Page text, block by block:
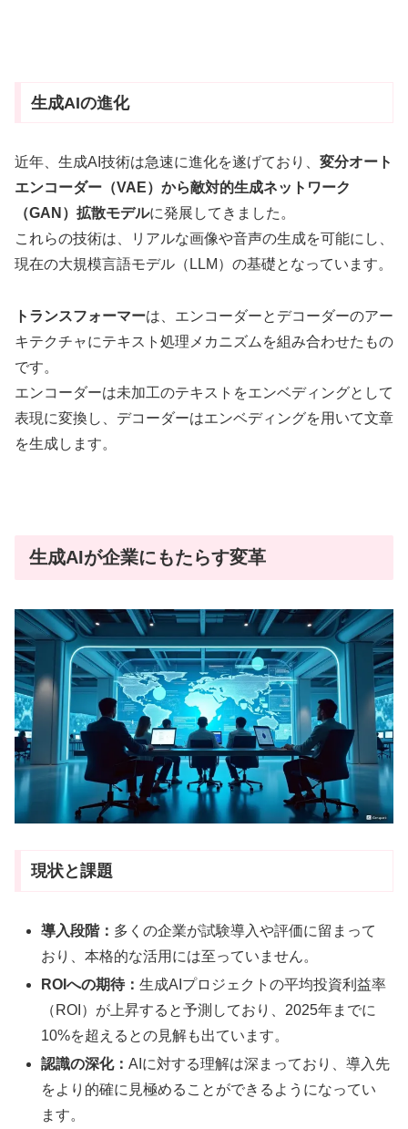
生成AIの進化
近年、生成AI技術は急速に進化を遂げており、 変分オート
エンコーダー（VAE）から敵対的生成ネットワーク
（GAN） 拡散モデルに発展してきました。
これらの技術は、リアルな画像や音声の生成を可能にし、
現在の大規模言語モデル（LLM）の基礎となっています。
トランスフォーマーは、エンコーダーとデコーダーのアー
キテクチャにテキスト処理メカニズムを組み合わせたもの
です。
エンコーダーは未加工のテキストをエンベディングとして
表現に変換し、デコーダーはエンベディングを用いて文章
を生成します。
生成AIが企業にもたらす変革
現状と課題
導入段階： 多くの企業が試験導入や評価に留まって
おり、本格的な活用には至っていません。
ROIへの期待：生成AIプロジェクトの平均投資利益率
（ROI）が上昇すると予測しており、2025年までに
10%を超えるとの見解も出ています。
認識の深化：AIに対する理解は深まっており、導入先
をより的確に見極めることができるようになってい
ます。